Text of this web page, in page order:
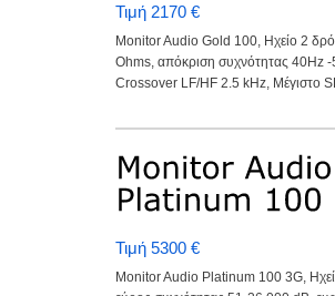
Τιμή 2170 €
Monitor Audio Gold 100, Ηχείο 2
Ohms, απόκριση συχνότητας 40Hz
Crossover LF/HF 2.5 kHz, Μέγιστο
Τιμή 5300 €
Monitor Audio Platinum 100 3G,